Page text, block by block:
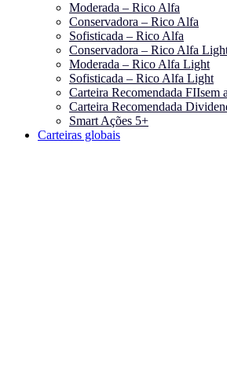
Moderada – Rico Alfa
Conservadora – Rico Alfa
Sofisticada – Rico Alfa
Conservadora – Rico Alfa
Moderada – Rico Alfa Light
Sofisticada – Rico Alfa Light
Carteira Recomendada FIIsem
Carteira Recomendada
Smart Ações 5+
Carteiras globais